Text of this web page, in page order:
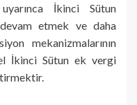
İkinci Sütun
etmek ve daha
mekanizmalarının
İkinci Sütun ek vergi